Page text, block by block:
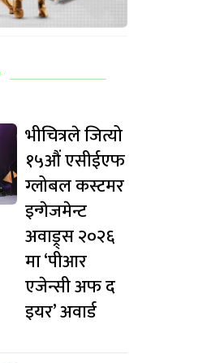
भीचित्रले जित्यो
१५औं एसीईएफ
ग्लोबल कस्टमर
इन्गेजमेन्ट
अवाड्र्स २०२६
मा ‘पीआर
एजेन्सी अफ द
इयर’ अवार्ड